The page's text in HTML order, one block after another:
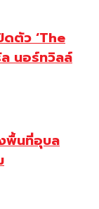
ดตัว ‘The
นอร์ทวิลล์
พื้นที่อุบล